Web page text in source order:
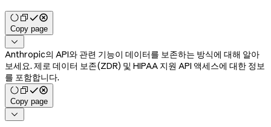
Copy page

Anthropic의 API와 관련 기능이 데이터를 보존하는 방식에 대해 알아
보세요. 제로 데이터 보존(ZDR) 및 HIPAA 지원 API 액세스에 대한 정보
를 포함합니다.
Copy page
